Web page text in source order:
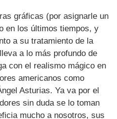
gráficas (por asignarle un
en los últimos tiempos, y
a su tratamiento de la
a lo más profundo de
con el realismo mágico en
americanos como
Asturias. Ya va por el
sin duda se lo toman
mucho a nosotros, sus